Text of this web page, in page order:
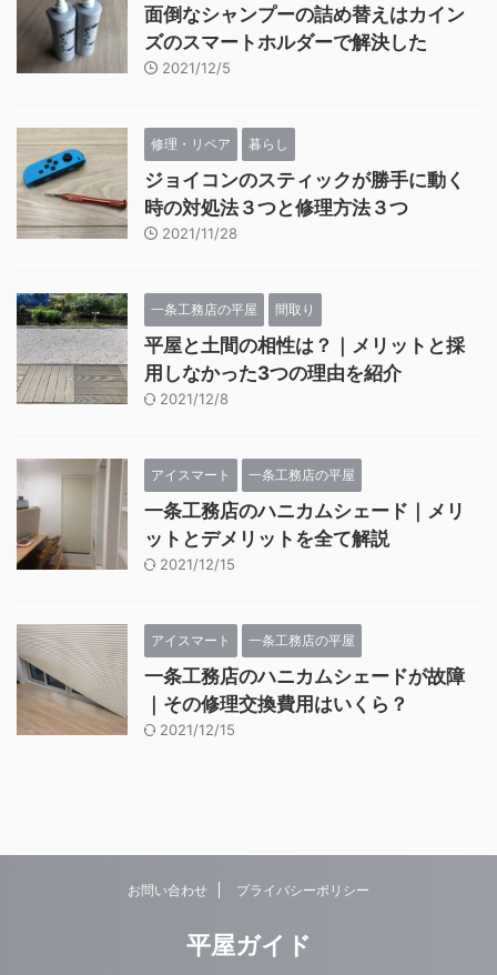
面倒なシャンプーの詰め替えはカイン
ズのスマートホルダーで解決した
2021/12/5
修理・リペア 暮らし
ジョイコンのスティックが勝手に動く
時の対処法３つと修理方法３つ
2021/11/28
一条工務店の平屋 間取り
平屋と土間の相性は？｜メリットと採
用しなかった3つの理由を紹介
2021/12/8
アイスマート 一条工務店の平屋
一条工務店のハニカムシェード｜メリ
ットとデメリットを全て解説
2021/12/15
アイスマート 一条工務店の平屋
一条工務店のハニカムシェードが故障
｜その修理交換費用はいくら？
2021/12/15
お問い合わせ プライバシーポリシー
平屋ガイド